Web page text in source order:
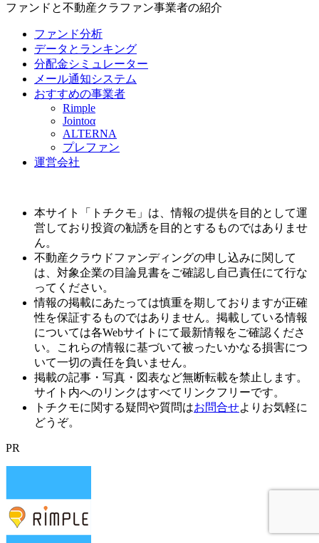
ファンドと不動産クラファン事業者の紹介
ファンド分析
データとランキング
分配金シミュレーター
メール通知システム
おすすめの事業者
Rimple
Jointoα
ALTERNA
プレファン
運営会社
本サイト「トチクモ」は、情報の提供を目的として運
営しており投資の勧誘を目的とするものではありませ
ん。
不動産クラウドファンディングの申し込みに関して
は、対象企業の目論見書をご確認し自己責任にて行な
ってください。
情報の掲載にあたっては慎重を期しておりますが正確
性を保証するものではありません。掲載している情報
については各Webサイトにて最新情報をご確認くださ
い。これらの情報に基づいて被ったいかなる損害につ
いて一切の責任を負いません。
掲載の記事・写真・図表など無断転載を禁止します。
サイト内へのリンクはすべてリンクフリーです。
トチクモに関する疑問や質問はお問合せよりお気軽に
どうぞ。
PR